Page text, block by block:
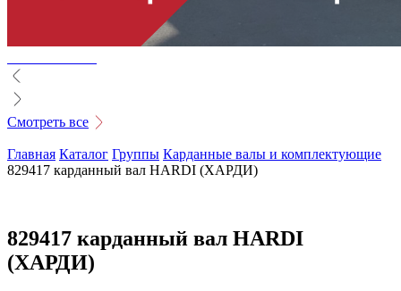
Смотреть все
Главная Каталог Группы Карданные валы и комплектующие
829417 карданный вал HARDI (ХАРДИ)
829417 карданный вал HARDI
(ХАРДИ)